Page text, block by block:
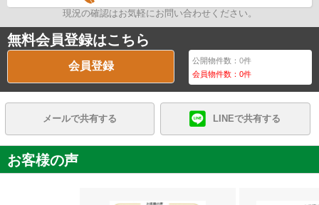
現況の確認はお気軽にお問い合わせください。
無料会員登録はこちら
会員登録 公開物件数：0件
会員物件数：0件
メールで共有する LINEで共有する
お客様の声